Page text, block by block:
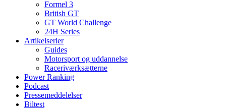
Formel 3
British GT
GT World Challenge
24H Series
Artikelserier
Guides
Motorsport og uddannelse
Raceriværksætterne
Power Ranking
Podcast
Pressemeddelelser
Biltest